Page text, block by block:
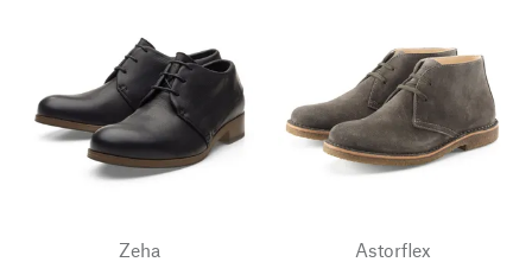
Zeha
Astorflex